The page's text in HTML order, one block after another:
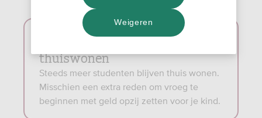
Trend: meer kinderen blijven
thuiswonen
Steeds meer studenten blijven thuis wonen.
Misschien een extra reden om vroeg te
beginnen met geld opzij zetten voor je kind.
Weigeren